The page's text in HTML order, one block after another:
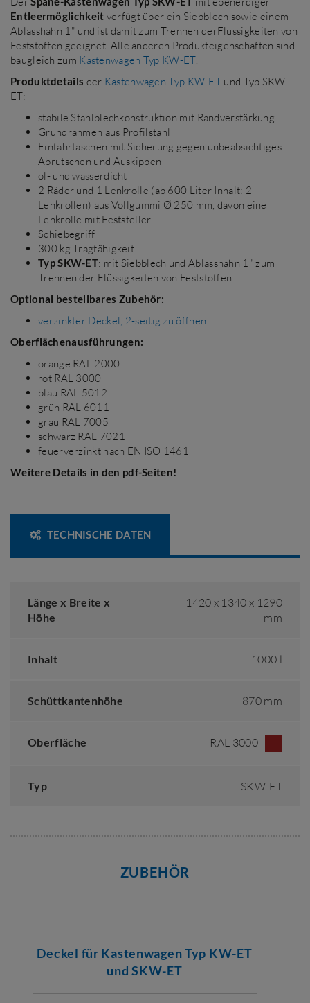
Entleermöglichkeit verfügt über ein Siebblech sowie einem
Ablasshahn 1" und ist damit zum Trennen derFlüssigkeiten von
Feststoffen geeignet. Alle anderen Produkteigenschaften sind
baugleich zum Kastenwagen Typ KW-ET.
Produktdetails der Kastenwagen Typ KW-ET und Typ SKW-
ET:
stabile Stahlblechkonstruktion mit Randverstärkung
Grundrahmen aus Profilstahl
Einfahrtaschen mit Sicherung gegen unbeabsichtiges
Abrutschen und Auskippen
öl- und wasserdicht
2 Räder und 1 Lenkrolle (ab 600 Liter Inhalt: 2
Lenkrollen) aus Vollgummi Ø 250 mm, davon eine
Lenkrolle mit Feststeller
Schiebegriff
300 kg Tragfähigkeit
Typ SKW-ET: mit Siebblech und Ablasshahn 1" zum
Trennen der Flüssigkeiten von Feststoffen.
Optional bestellbares Zubehör:
verzinkter Deckel, 2-seitig zu öffnen
Oberflächenausführungen:
orange RAL 2000
rot RAL 3000
blau RAL 5012
grün RAL 6011
grau RAL 7005
schwarz RAL 7021
feuerverzinkt nach EN ISO 1461
Weitere Details in den pdf-Seiten!
TECHNISCHE DATEN
Länge x Breite x
Höhe
1420 x 1340 x 1290
mm
Inhalt 1000 l
Schüttkantenhöhe 870 mm
Oberfläche RAL 3000
Typ SKW-ET
ZUBEHÖR
Deckel für Kastenwagen Typ KW-ET
und SKW-ET